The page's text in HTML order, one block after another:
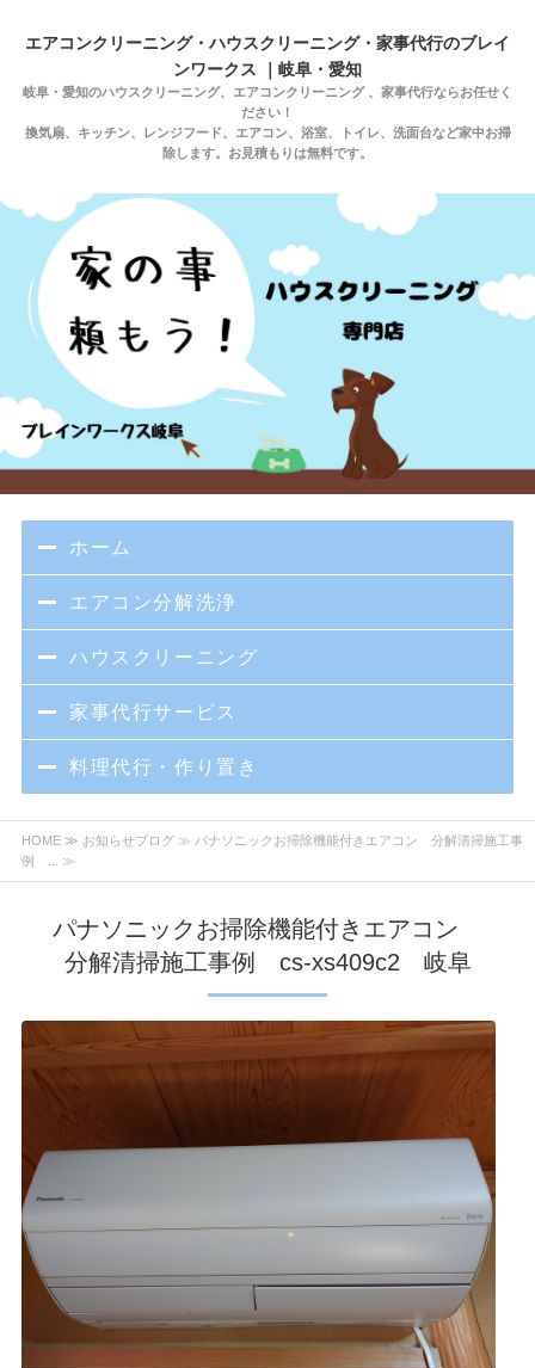
エアコンクリーニング・ハウスクリーニング・家事代行のブレイ
ンワークス ｜岐阜・愛知
岐阜・愛知のハウスクリーニング、エアコンクリーニング 、家事代行ならお任せく
ださい！
換気扇、キッチン、レンジフード、エアコン、浴室、トイレ、洗面台など家中お掃
除します。お見積もりは無料です。
ホーム
エアコン分解洗浄
ハウスクリーニング
家事代行サービス
料理代行・作り置き
HOME≫ お知らせブログ≫ パナソニックお掃除機能付きエアコン 分解清掃施工事
例 ... ≫
パナソニックお掃除機能付きエアコン
分解清掃施工事例 cs-xs409c2 岐阜